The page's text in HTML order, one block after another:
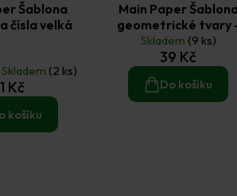
Šablona
čísla velká
Skladem (2 ks)
Kč
košíku
Main Paper Šablona
geometrické tvary
kruhy
Skladem (9 ks)
39 Kč
Do košíku